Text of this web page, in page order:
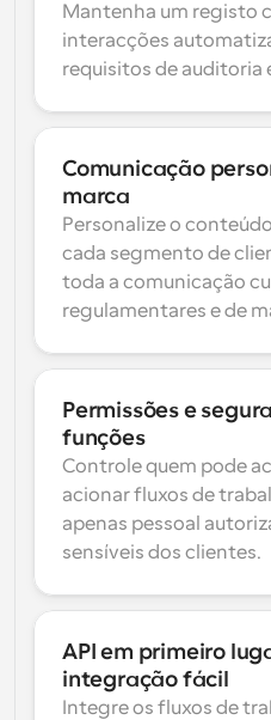
Mantenha um registo
interacções
requisitos de auditoria
Comunicação
marca
Personalize o
cada segmento de
toda a comunicação
regulamentares e de
Permissões e
funções
Controle quem pode
acionar fluxos de
apenas pessoal
sensíveis dos clientes.
API em primeiro
integração fácil
Integre os fluxos de